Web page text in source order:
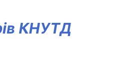
КНУТД